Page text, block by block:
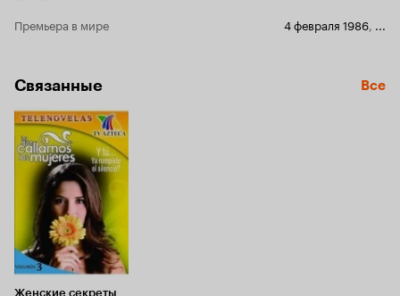
Премьера в мире
4 февраля 1986
Связанные Все
Женские секреты